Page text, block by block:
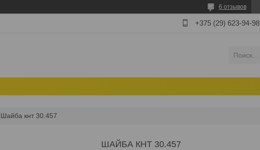
6 отзывов
+375 (29) 623-94-98
Шайба кнт 30.457
ШАЙБА КНТ 30.457